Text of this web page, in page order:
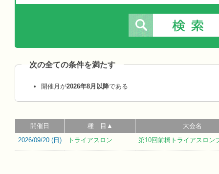
次の全ての条件を満たす
開催月が2026年8月以降である
開催日 種 目▲
大会名
2026/09/20 (日 ) トライアスロン 第10回前橋トライアスロン